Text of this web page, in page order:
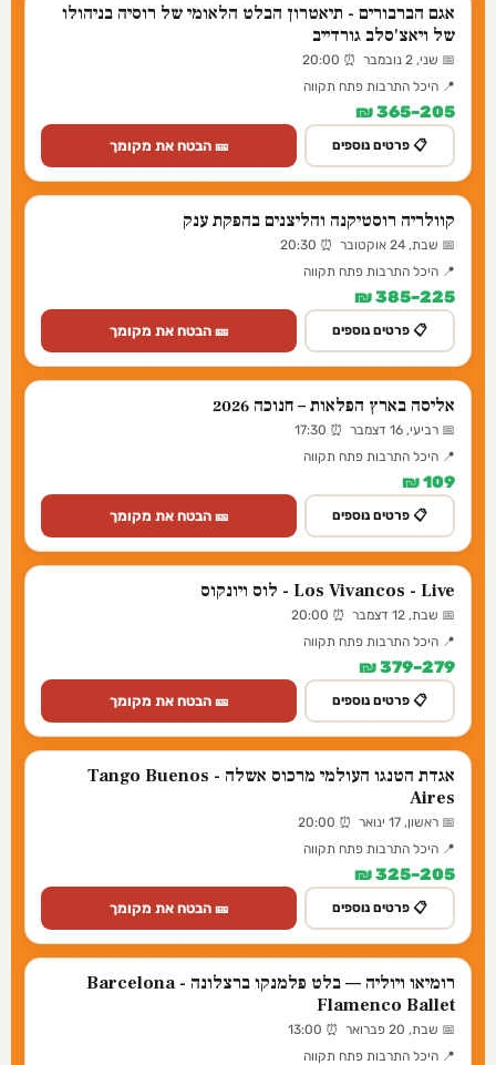
אגם הברבורים - תיאטרון הבלט הלאומי של רוסיה בניהולו
של ויאצ'סלב גורדייב
📅 שני, 2 נובמבר ⏰ 20:00
📍 היכל התרבות פתח תקווה
205–365 ₪
📋 פרטים נוספים 🎫 הבטח את מקומך
קוולריה רוסטיקנה והליצנים בהפקת ענק
📅 שבת, 24 אוקטובר ⏰ 20:30
📍 היכל התרבות פתח תקווה
225–385 ₪
📋 פרטים נוספים 🎫 הבטח את מקומך
אליסה בארץ הפלאות – חנוכה 2026
📅 רביעי, 16 דצמבר ⏰ 17:30
📍 היכל התרבות פתח תקווה
109 ₪
📋 פרטים נוספים 🎫 הבטח את מקומך
Los Vivancos - Live - לוס ויונקוס
📅 שבת, 12 דצמבר ⏰ 20:00
📍 היכל התרבות פתח תקווה
279–379 ₪
📋 פרטים נוספים 🎫 הבטח את מקומך
אגדת הטנגו העולמי מרכוס אשלה - Tango Buenos
Aires
📅 ראשון, 17 ינואר ⏰ 20:00
📍 היכל התרבות פתח תקווה
205–325 ₪
📋 פרטים נוספים 🎫 הבטח את מקומך
רומיאו ויוליה — בלט פלמנקו ברצלונה - Barcelona
Flamenco Ballet
📅 שבת, 20 פברואר ⏰ 13:00
📍 היכל התרבות פתח תקווה